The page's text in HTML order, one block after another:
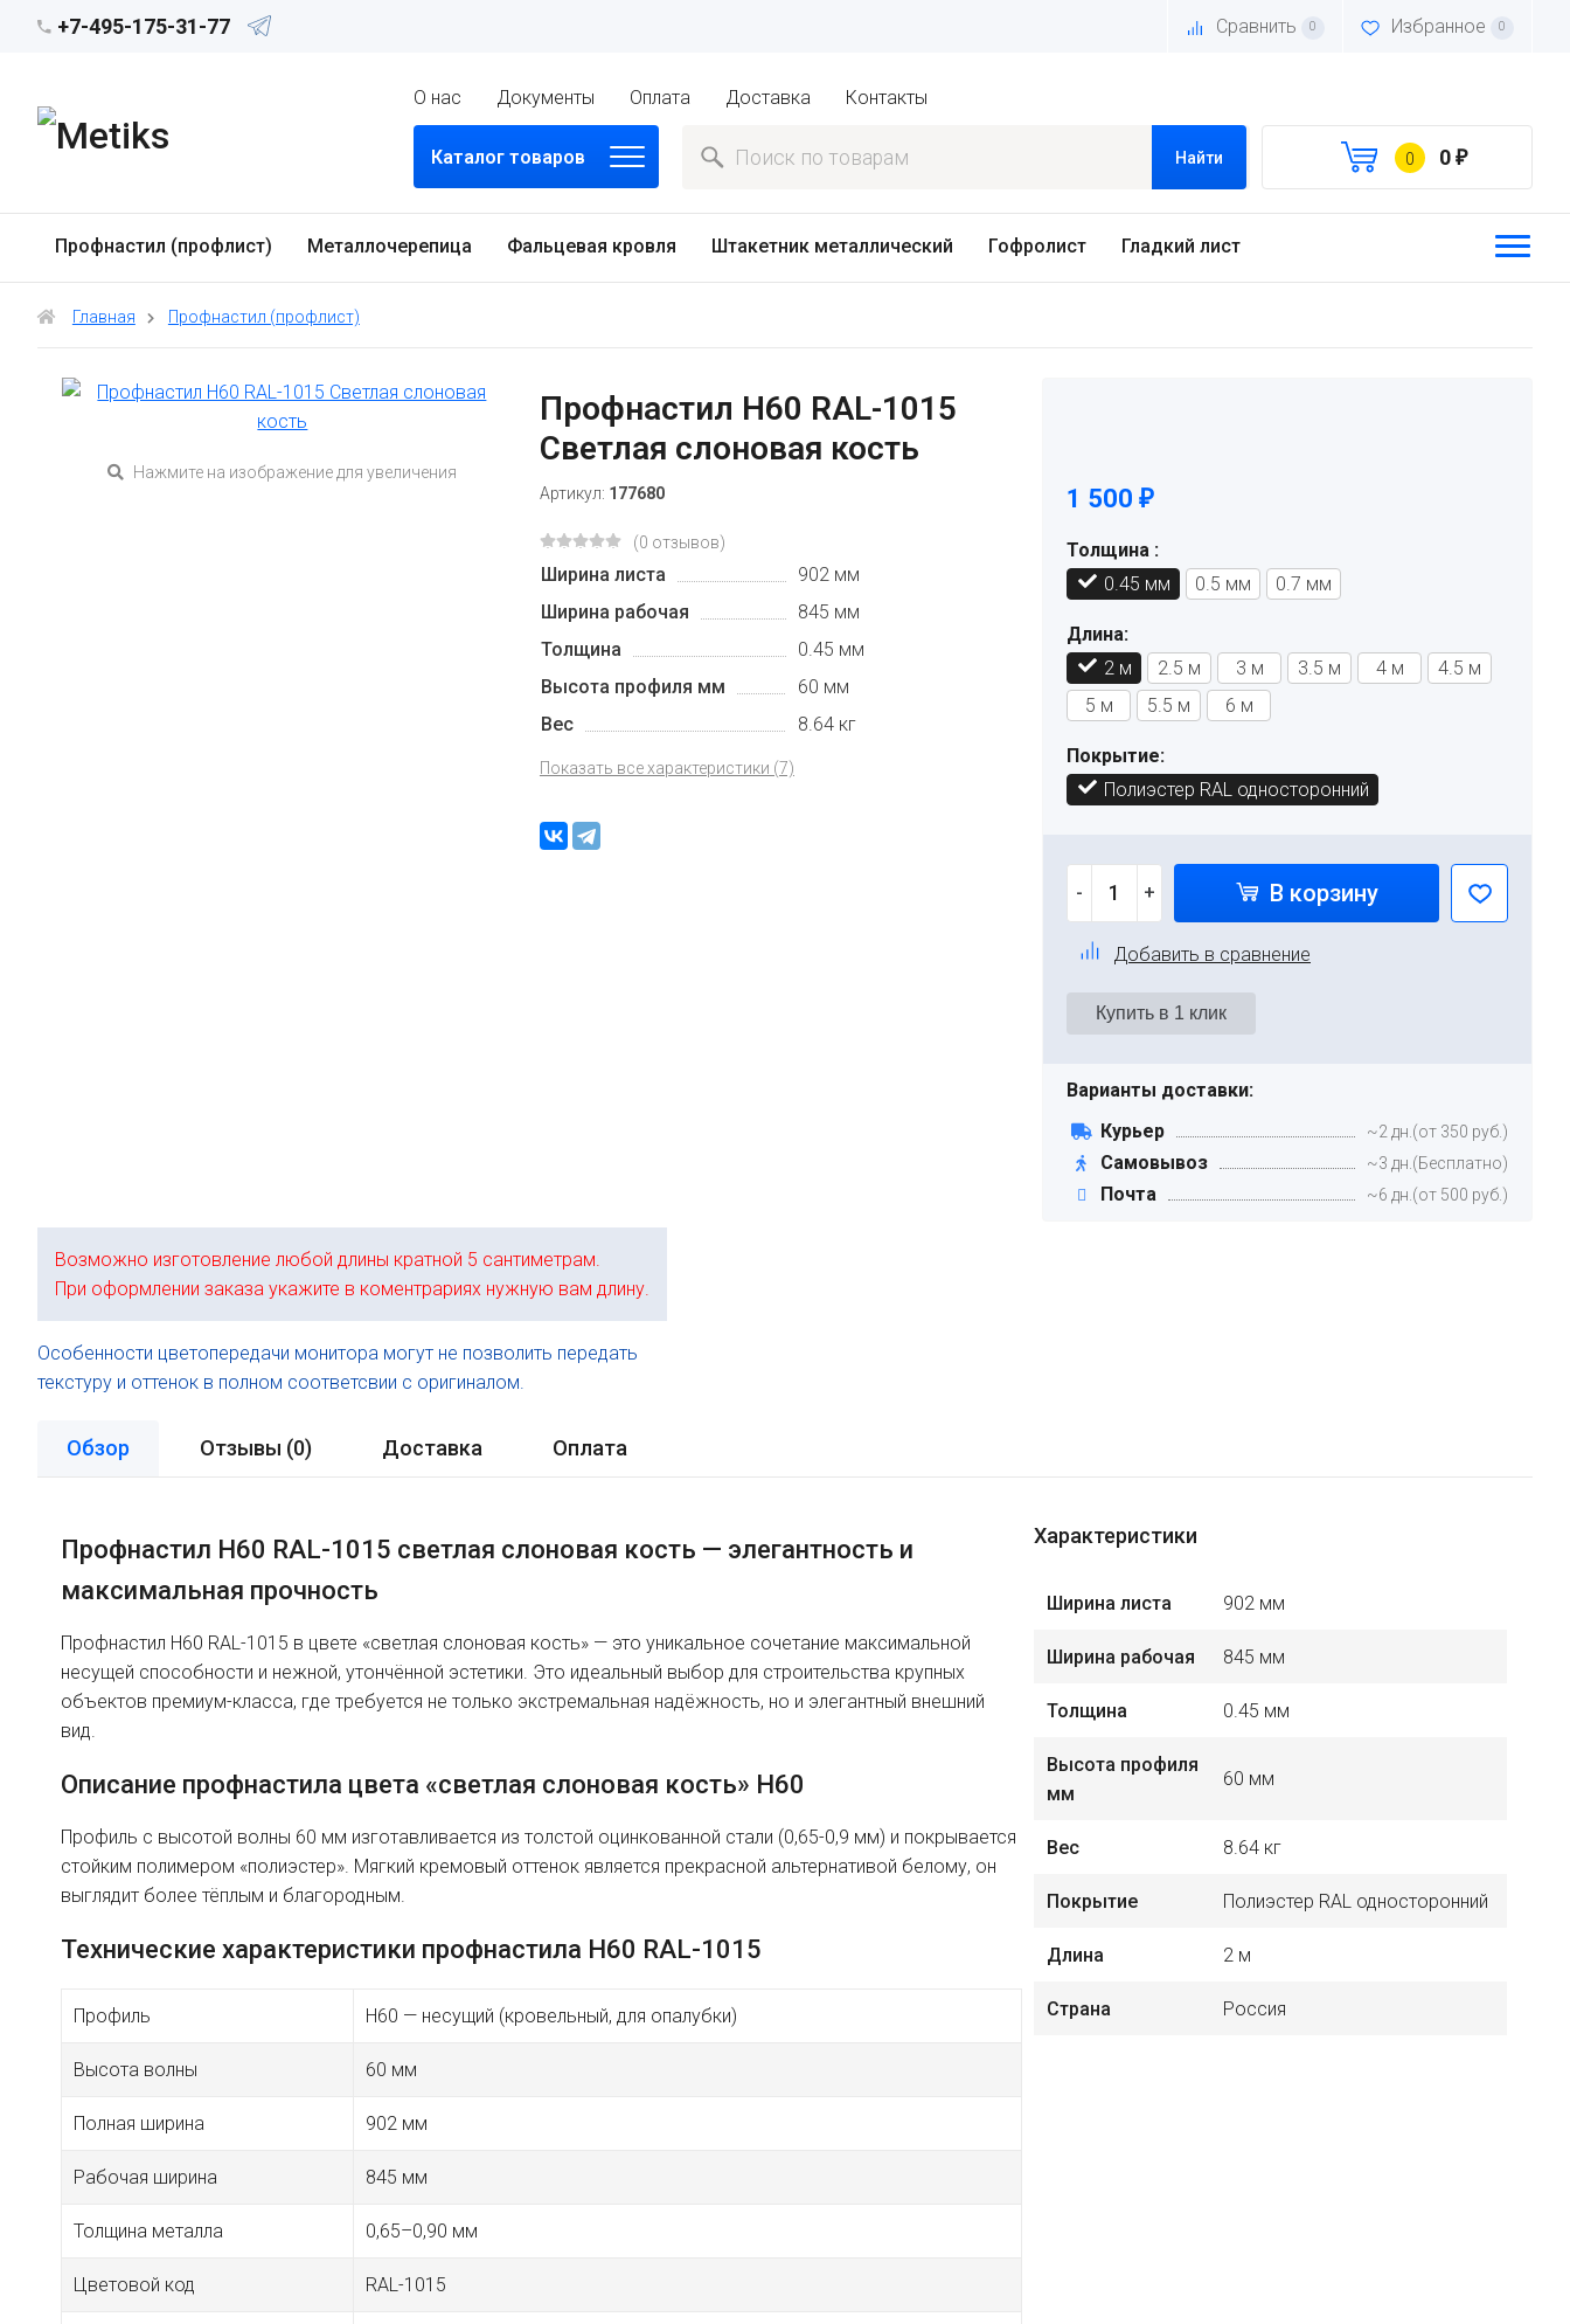
+7-495-175-31-77 Сравнить 0 Избранное 0
О нас Документы Оплата Доставка Контакты
Каталог товаров Найти 0 0 ₽
Профнастил (профлист) Металлочерепица Фальцевая кровля Штакетник металлический Гофролист Гладкий лист
Главная Профнастил (профлист)
Нажмите на изображение для увеличения
Профнастил H60 RAL-1015
Светлая слоновая кость
Артикул: 177680
(0 отзывов)
Ширина листа
902 мм
Ширина рабочая
845 мм
Толщина
0.45 мм
Высота профиля мм
60 мм
Вес
8.64 кг
Показать все характеристики (7)
1 500 ₽
Толщина :
0.45 мм
0.5 мм 0.7 мм
Длина:
2 м
2.5 м 3 м 3.5 м 4 м
4.5 м
5 м
5.5 м 6 м
Покрытие:
Полиэстер RAL односторонний
- + В корзину
Добавить в сравнение
Варианты доставки:
Курьер
~2 дн.(от 350 руб.)
Самовывоз ~3 дн.(Бесплатно)
Почта ~6 дн.(от 500 руб.)
Возможно изготовление любой длины кратной 5 сантиметрам.
При оформлении заказа укажите в коментрариях нужную вам длину.
Особенности цветопередачи монитора могут не позволить передать
текстуру и оттенок в полном соответсвии с оригиналом.
Обзор Отзывы (0) Доставка Оплата
Профнастил H60 RAL-1015 светлая слоновая кость — элегантность и
максимальная прочность
Профнастил H60 RAL-1015 в цвете «светлая слоновая кость» — это уникальное сочетание максимальной
несущей способности и нежной, утончённой эстетики. Это идеальный выбор для строительства крупных
объектов премиум-класса, где требуется не только экстремальная надёжность, но и элегантный внешний
вид.
Описание профнастила цвета «светлая слоновая кость» H60
Профиль с высотой волны 60 мм изготавливается из толстой оцинкованной стали (0,65-0,9 мм) и покрывается
стойким полимером «полиэстер». Мягкий кремовый оттенок является прекрасной альтернативой белому, он
выглядит более тёплым и благородным.
Технические характеристики профнастила H60 RAL-1015
Профиль H60 — несущий (кровельный, для опалубки)
Высота волны 60 мм
Полная ширина 902 мм
Рабочая ширина 845 мм
Толщина металла 0,65–0,90 мм
Цветовой код RAL-1015
Характеристики
Ширина листа 902 мм
Ширина рабочая 845 мм
Толщина 0.45 мм
Высота профиля
мм
60 мм
Вес 8.64 кг
Покрытие Полиэстер RAL односторонний
Длина 2 м
Страна Россия